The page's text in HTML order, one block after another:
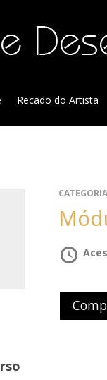
Recado do Artista